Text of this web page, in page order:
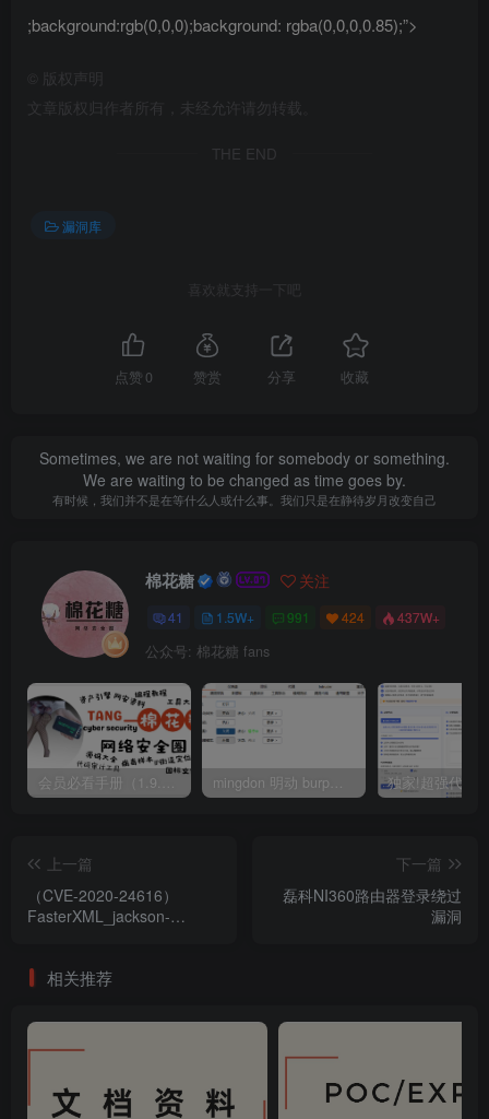
;background:rgb(0,0,0);background: rgba(0,0,0,0.85);”>
版权声明
文章版权归作者所有，未经允许请勿转载。
THE END
漏洞库
喜欢就支持一下吧
点赞 0 赞赏 分享 收藏
Sometimes, we are not waiting for somebody or something.
We are waiting to be changed as time goes by.
有时候，我们并不是在等什么人或什么事。我们只是在静待岁月改变自己
棉花糖 关注
41 1.5W+ 991 424 437W+
公众号: 棉花糖 fans
会员必看手册（1.9.0版本 26.4.5更新） mingdon 明动 burp插件0.2.6版本 本地时间校验去除版
上一篇
（CVE-2020-24616）
FasterXML_jackson-
下一篇
磊科NI360路由器登录绕过
漏洞
相关推荐